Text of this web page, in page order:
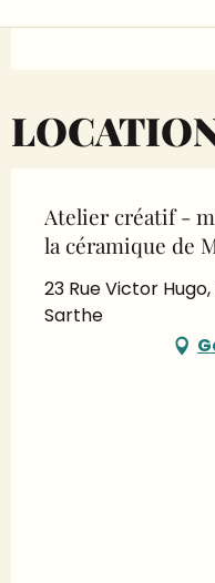
Atelier créatif -
la céramique de
23 Rue Victor
Sarthe